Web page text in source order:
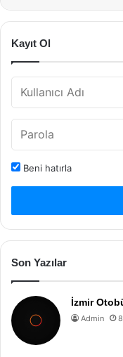
Kayıt Ol
Beni hatırla
Son Yazılar
İzmir
Admin